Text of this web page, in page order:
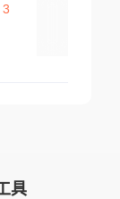
3
具